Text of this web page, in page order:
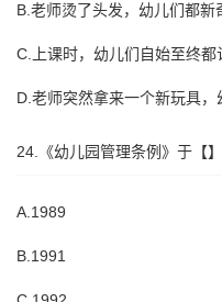
B.老师烫了头发，幼儿们都新
C.上课时，幼儿们自始至终都
D.老师突然拿来一个新玩具
24.《幼儿园管理条例》于【】
A.1989
B.1991